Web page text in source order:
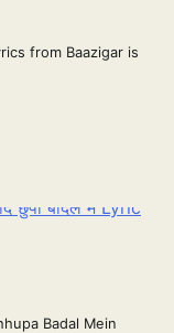
from Baazigar is
Badal Mein